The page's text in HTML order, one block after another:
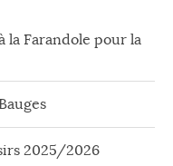
la Farandole pour la
2025/2026